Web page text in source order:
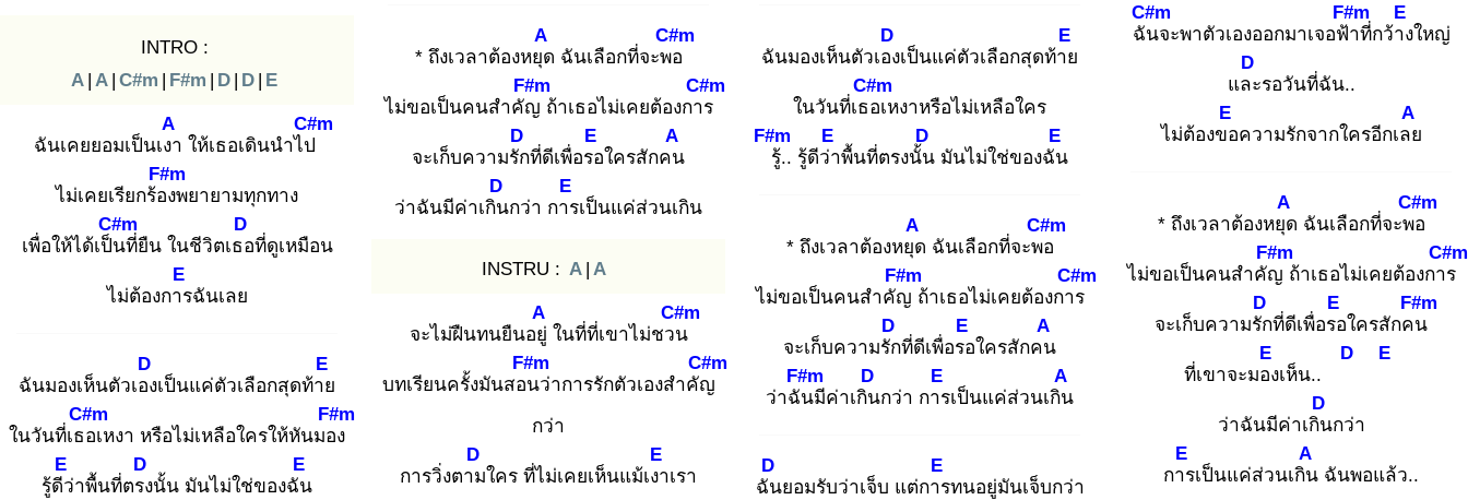
INTRO :
A | A | C#m | F#m | D | D | E
ฉันเคยยอมเป็นเงา
A
ให้เธอเดินนำไป
C#m
ไม่เคยเรียกร้อง
F#m
พยายามทุกทาง
เพื่อให้ได้เป็น
C#m
ที่ยืน ในชีวิตเธอ
D
ที่ดูเหมือน
ไม่ต้องการ
E
ฉันเลย
ฉันมองเห็นตัวเอง
D
เป็นแค่ตัวเลือกสุดท้าย
E
ในวันที่เธอ
C#m
เหงา หรือไม่เหลือใครให้หันมอง
F#m
รู้ดีว่
E
าพื้นที่ตรง
D
นั้น มันไม่ใช่ของฉัน
E
* ถึงเวลาต้องหยุด
A
ฉันเลือกที่จะพอ
C#m
ไม่ขอเป็นคนสำคัญ
F#m
ถ้าเธอไม่เคยต้องการ
C#m
จะเก็บความรัก
D
ที่ดีเพื่อรอ
E
ใครสักคน
A
ว่าฉันมีค่าเกิน
D
กว่า การ
E
เป็นแค่ส่วนเกิน
INSTRU : A | A
จะไม่ฝืนทนยืนอยู่
A
ในที่ที่เขาไม่ชวน
C#m
บทเรียนครั้งมันสอน
F#m
ว่าการรักตัวเองสำคัญ
C#m
กว่า
การวิ่งตาม
D
ใคร ที่ไม่เคยเห็นแม้เงา
E
เรา
ฉันมองเห็นตัวเอง
D
เป็นแค่ตัวเลือกสุดท้าย
E
ในวันที่เธอ
C#m
เหงาหรือไม่เหลือใคร
รู้
F#m
.. รู้ดีว่า
E
พื้นที่ตรงนั้น
D
มันไม่ใช่ของฉัน
E
* ถึงเวลาต้องหยุด
A
ฉันเลือกที่จะพอ
C#m
ไม่ขอเป็นคนสำคัญ
F#m
ถ้าเธอไม่เคยต้องการ
C#m
จะเก็บความรัก
D
ที่ดีเพื่อรอ
E
ใครสักคน
A
ว่าฉัน
F#m
มีค่าเกิน
D
กว่า การ
E
เป็นแค่ส่วนเกิน
A
ฉัน
D
ยอมรับว่าเจ็บ แต่การ
E
ทนอยู่มันเจ็บกว่า
ฉัน
C#m
จะพาตัวเองออกมาเจอฟ้า
F#m
ที่กว้าง
E
ใหญ่
และ
D
รอวันที่ฉัน..
ไม่ต้องขอ
E
ความรักจากใครอีกเลย
A
* ถึงเวลาต้องหยุด
A
ฉันเลือกที่จะพอ
C#m
ไม่ขอเป็นคนสำคัญ
F#m
ถ้าเธอไม่เคยต้องการ
C#m
จะเก็บความรัก
D
ที่ดีเพื่อรอ
E
ใครสักคน
F#m
ที่เขาจะมอง
E
เห็น..
D E
ว่าฉันมีค่าเกิน
D
กว่า
การ
E
เป็นแค่ส่วนเกิน
A
ฉันพอแล้ว..